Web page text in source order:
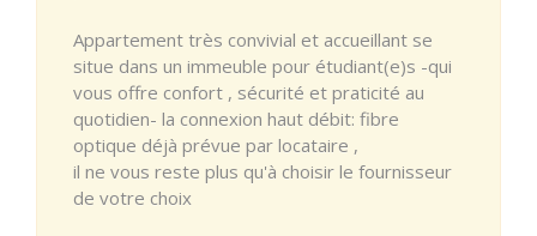
Appartement très convivial et accueillant se
situe dans un immeuble pour étudiant(e)s -qui
vous offre confort , sécurité et praticité au
quotidien- la connexion haut débit: fibre
optique déjà prévue par locataire ,
il ne vous reste plus qu'à choisir le fournisseur
de votre choix